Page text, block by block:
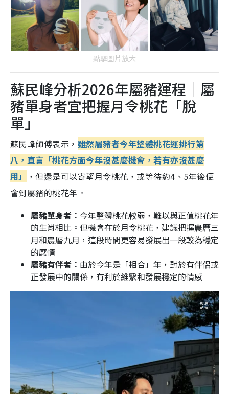
點擊圖片放大
蘇民峰分析2026年屬豬運程｜屬
豬單身者宜把握月令桃花「脫
單」
蘇民峰師傅表示， 雖然屬豬者今年整體桃花運排行第
八，直言「桃花方面今年沒甚麼機會，若有亦沒甚麼
用」
，但還是可以寄望月令桃花，或等待約4、5年後便
會到屬豬的桃花年。
屬豬單身者︰ 今年整體桃花較弱，難以與正值桃花年
的生肖相比。但機會在於月令桃花，建議把握農曆三
月和農曆九月，這段時間更容易發展出一段較為穩定
的感情
屬豬有伴者︰ 由於今年是「相合」年，對於有伴侶或
正發展中的關係，有利於維繫和發展穩定的情感